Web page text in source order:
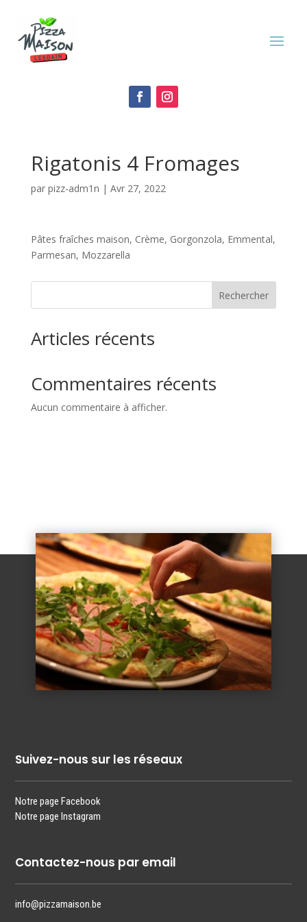
Rigatonis 4 Fromages
par pizz-adm1n | Avr 27, 2022
Pâtes fraîches maison, Crème, Gorgonzola, Emmental,
Parmesan, Mozzarella
Rechercher
Articles récents
Commentaires récents
Aucun commentaire à afficher.
Suivez-nous sur les réseaux
Notre page Facebook
Notre page Instagram
Contactez-nous par email
info@pizzamaison.be